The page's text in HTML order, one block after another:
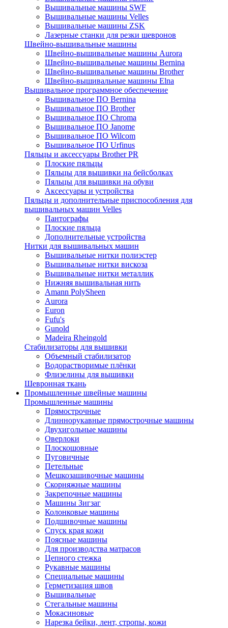
Вышивальные машины SWF
Вышивальные машины Velles
Вышивальные машины ZSK
Лазерные станки для резки шевронов
Швейно-вышивальные машины
Швейно-вышивальные машины Aurora
Швейно-вышивальные машины Bernina
Швейно-вышивальные машины Brother
Швейно-вышивальные машины Elna
Вышивальное программное обеспечение
Вышивальное ПО Bernina
Вышивальное ПО Brother
Вышивальное ПО Chroma
Вышивальное ПО Janome
Вышивальное ПО Wilcom
Вышивальное ПО Urfinus
Пяльцы и аксессуары Brother PR
Плоские пяльцы
Пяльцы для вышивки на бейсболках
Пяльцы для вышивки на обуви
Аксессуары и устройства
Пяльцы и дополнительные приспособления для
вышивальных машин Velles
Пантографы
Плоские пяльца
Дополнительные устройства
Нитки для вышивальных машин
Вышивальные нитки полиэстер
Вышивальные нитки вискоза
Вышивальные нитки металлик
Нижняя вышивальная нить
Amann PolySheen
Aurora
Euron
Fufu's
Gunold
Madeira Rheingold
Стабилизаторы для вышивки
Объемный стабилизатор
Водорастворимые плёнки
Флизелины для вышивки
Шевронная ткань
Промышленные швейные машины
Промышленные машины
Прямострочные
Длиннорукавные прямострочные машины
Двухигольные машины
Оверлоки
Плоскошовные
Пуговичные
Петельные
Мешкозашивочные машины
Скорняжные машины
Закрепочные машины
Машины Зигзаг
Колонковые машины
Подшивочные машины
Спуск края кожи
Поясные машины
Для производства матрасов
Цепного стежка
Рукавные машины
Специальные машины
Герметизация швов
Вышивальные
Стегальные машины
Мокасиновые
Нарезка бейки, лент, стропы, кожи